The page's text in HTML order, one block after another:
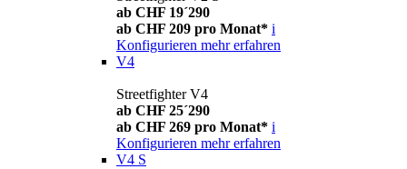
ab CHF 19´290
ab CHF 209 pro Monat* i
Konfigurieren mehr erfahren
V4
Streetfighter V4
ab CHF 25´290
ab CHF 269 pro Monat* i
Konfigurieren mehr erfahren
V4 S